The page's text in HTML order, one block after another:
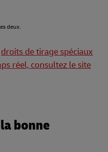
deux.
droits de tirage spéciaux
réel, consultez le site
bonne